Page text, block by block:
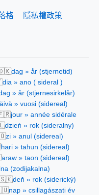
格 隱私權政策
dag » år (stjernetid)
dia » ano ( sideral )
» år (stjernesirkelår)
» vuosi (sidereal)
jour » année sidérale
dzień » rok (sideralny)
zi » anul (sidereal)
hari » tahun (sidereal)
araw » taon (sidereal)
(zodijakalna)
deň » rok (siderický)
nap » csillagászati év